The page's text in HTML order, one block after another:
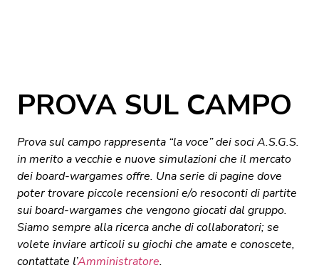
PROVA SUL CAMPO
Prova sul campo rappresenta “la voce” dei soci A.S.G.S.
in merito a vecchie e nuove simulazioni che il mercato
dei board-wargames offre. Una serie di pagine dove
poter trovare piccole recensioni e/o resoconti di partite
sui board-wargames che vengono giocati dal gruppo.
Siamo sempre alla ricerca anche di collaboratori; se
volete inviare articoli su giochi che amate e conoscete,
contattate l’Amministratore.